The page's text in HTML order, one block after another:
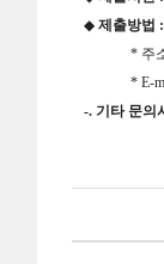
◆ 제출방법 :
* 주
* E-
-. 기타 문의